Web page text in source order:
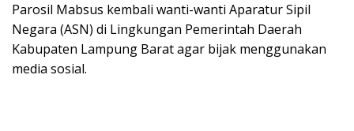
Parosil Mabsus kembali wanti-wanti Aparatur Sipil
Negara (ASN) di Lingkungan Pemerintah Daerah
Kabupaten Lampung Barat agar bijak menggunakan
media sosial.